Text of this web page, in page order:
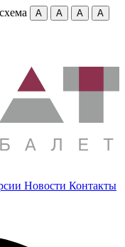
A A A
A
Новости Контакты